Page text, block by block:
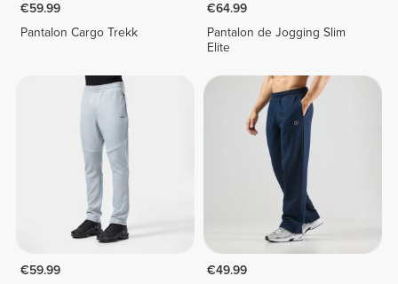
€59.99
Pantalon Cargo Trekk
€64.99
Pantalon de Jogging Slim
Elite
€59.99
€49.99